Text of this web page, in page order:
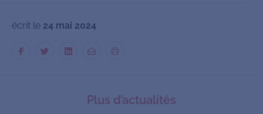
écrit le 24 mai 2024
Plus d’actualités